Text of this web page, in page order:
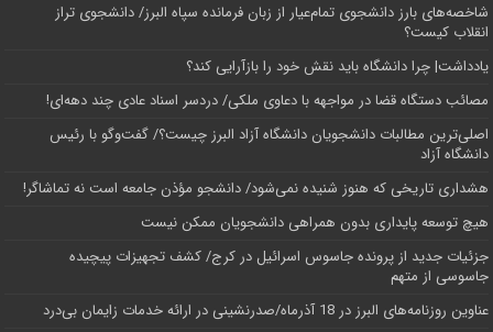
شاخصه‌های بارز دانشجوی تمام‌عیار از زبان فرمانده سپاه البرز/ دانشجوی تراز
انقلاب کیست؟
یادداشت| چرا دانشگاه باید نقش خود را بازآرایی کند؟
مصائب دستگاه قضا در مواجهه با دعاوی ملکی/ دردسر اسناد عادی چند‌ دهه‌ای!
اصلی‌ترین مطالبات دانشجویان دانشگاه آزاد البرز چیست؟/ گفت‌وگو با رئیس
دانشگاه آز‌اد
هشداری تاریخی که هنوز شنیده نمی‌شود/ دانشجو مؤذن جامعه است نه تماشاگر!
هیچ توسعه پایداری بدون همراهی دانشجویان ممکن نیست
جزئیات جدید از پرونده جاسوس اسرائیل در کرج/‌ کشف تجهیزات پیچیده
جاسوسی از متهم
عناوین روزنامه‌های البرز در ‌18 آذرماه/صدرنشینی در ارائه خدمات زایمان بی‌درد